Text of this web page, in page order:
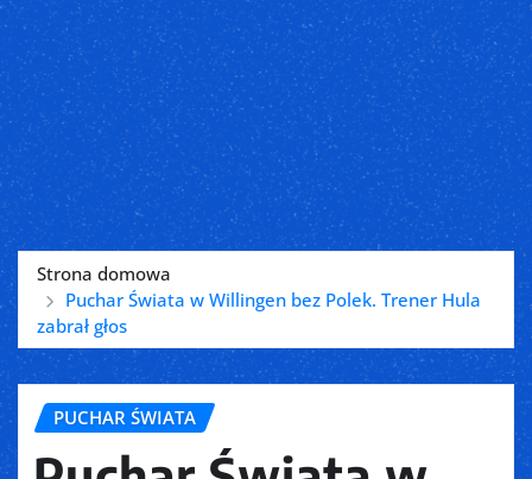
Strona domowa
Puchar Świata w Willingen bez Polek. Trener Hula
zabrał głos
PUCHAR ŚWIATA